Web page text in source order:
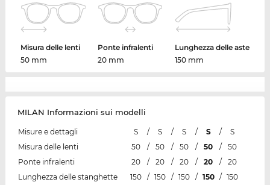
Misura delle lenti
50 mm
Ponte infralenti
20 mm
Lunghezza delle aste
150 mm
MILAN Informazioni sui modelli
Misure e dettagli S / S / S / S /
S
Misura delle lenti
50 / 50 / 50 / 50 /
50
Ponte infralenti
20 / 20 / 20 / 20 /
20
Lunghezza delle stanghette
150 / 150 / 150 / 150 / 150